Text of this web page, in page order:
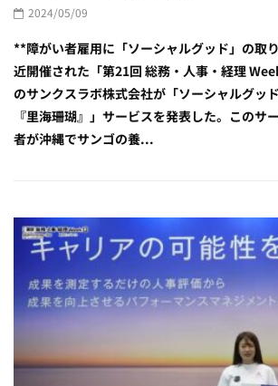
2024/05/09
**障がい者雇用に「ソーシャルグッド」の取
近開催された「第21回 総務・人事・経理
のサンクスラボ株式会社が「ソーシャルグッ
『里海珊瑚』」サービスを発表した。このサ
者が沖縄でサンゴの養...